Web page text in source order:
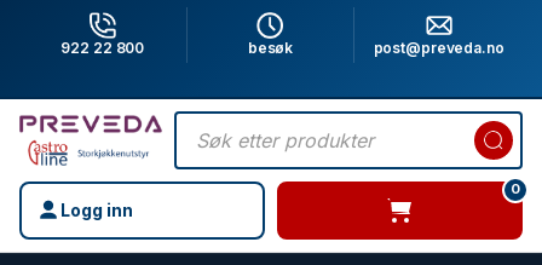
922 22 800 besøk post@preveda.no
Products
search
Logg inn
0
varer i handlevogn